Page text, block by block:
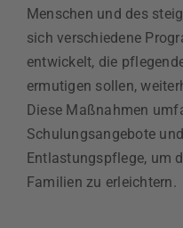
Menschen und des
sich verschiedene
entwickelt, die
ermutigen sollen,
Diese Maßnahmen
Schulungsangebote
Entlastungspflege, um
Familien zu erleichtern.